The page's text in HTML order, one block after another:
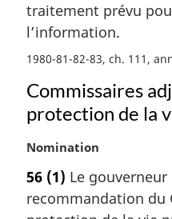
g
i
n
l
:
traitement prévu
l’information.
1980-81-82-83, ch. 111,
Commissaires
protection de la
N
t
e
Nomination
56 (1) Le
recommandation du